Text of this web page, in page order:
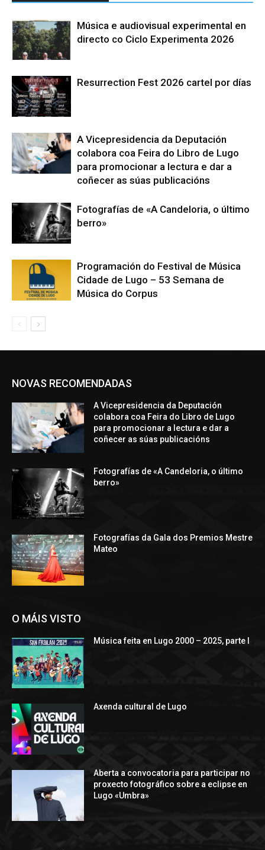
Música e audiovisual experimental en
directo co Ciclo Experimenta 2026
Resurrection Fest 2026 cartel por días
A Vicepresidencia da Deputación
colabora coa Feira do Libro de Lugo
para promocionar a lectura e dar a
coñecer as súas publicacións
Fotografías de «A Candeloria, o último
berro»
Programación do Festival de Música
Cidade de Lugo – 53 Semana de
Música do Corpus
NOVAS RECOMENDADAS
A Vicepresidencia da Deputación
colabora coa Feira do Libro de Lugo
para promocionar a lectura e dar a
coñecer as súas publicacións
Fotografías de «A Candeloria, o último
berro»
Fotografías da Gala dos Premios Mestre
Mateo
O MÁIS VISTO
Música feita en Lugo 2000 – 2025, parte I
Axenda cultural de Lugo
Aberta a convocatoria para participar no
proxecto fotográfico sobre a eclipse en
Lugo «Umbra»